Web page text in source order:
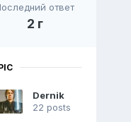
ответ
2 г
Dernik
22 posts